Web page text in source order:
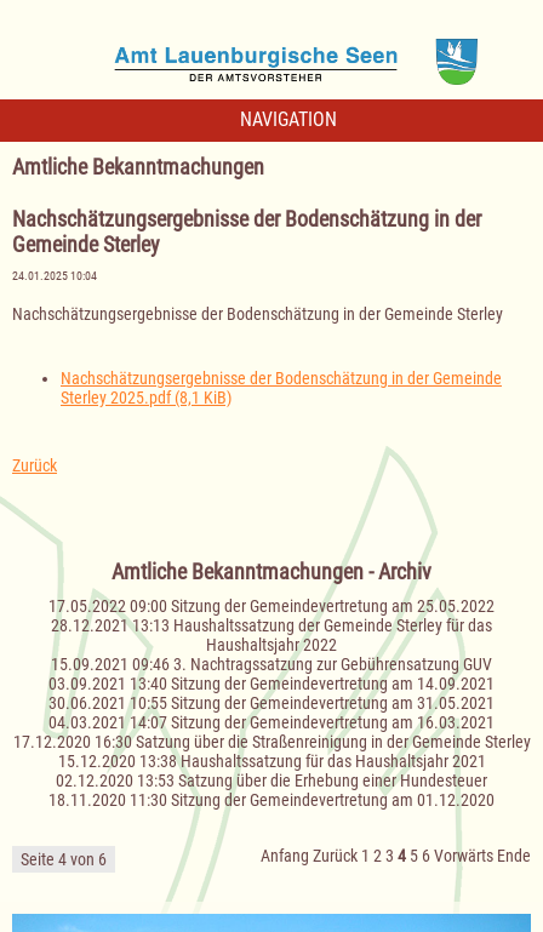
NAVIGATION
Amtliche Bekanntmachungen
Nachschätzungsergebnisse der Bodenschätzung in der
Gemeinde Sterley
24.01.2025 10:04
Nachschätzungsergebnisse der Bodenschätzung in der Gemeinde Sterley
Nachschätzungsergebnisse der Bodenschätzung in der Gemeinde
Sterley 2025.pdf(8,1 KiB)
Zurück
Amtliche Bekanntmachungen - Archiv
17.05.2022 09:00 Sitzung der Gemeindevertretung am 25.05.2022
28.12.2021 13:13 Haushaltssatzung der Gemeinde Sterley für das
Haushaltsjahr 2022
15.09.2021 09:463. Nachtragssatzung zur Gebührensatzung GUV
03.09.2021 13:40 Sitzung der Gemeindevertretung am 14.09.2021
30.06.2021 10:55Sitzung der Gemeindevertretung am 31.05.2021
04.03.2021 14:07Sitzung der Gemeindevertretung am 16.03.2021
17.12.2020 16:30Satzung über die Straßenreinigung in der Gemeinde Sterley
15.12.2020 13:38Haushaltssatzung für das Haushaltsjahr 2021
02.12.2020 13:53 Satzung über die Erhebung einer Hundesteuer
18.11.2020 11:30 Sitzung der Gemeindevertretung am 01.12.2020
Seite 4 von 6 Anfang Zurück 1 2 3 4 5 6Vorwärts Ende